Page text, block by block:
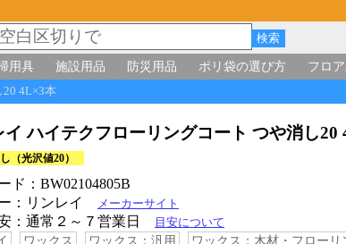
用具 施設用品 防災用品 ポリ袋の選び方 フロ
20 4L×3本
イ ハイテクフローリングコート つや消し
（光沢値20）
ド：BW02104805B
：リンレイ
メーカーサイト
：通常２～７営業日 目安について
ワックス ワックス：汎用 ワックス：木材・フローリ